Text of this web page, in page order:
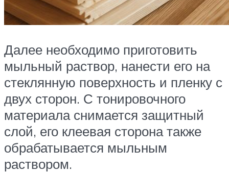
Далее необходимо приготовить
мыльный раствор, нанести его на
стеклянную поверхность и пленку с
двух сторон. С тонировочного
материала снимается защитный
слой, его клеевая сторона также
обрабатывается мыльным
раствором.